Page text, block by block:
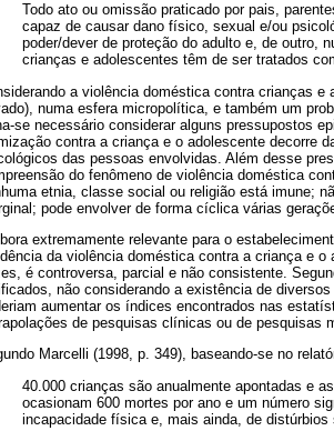
Todo ato ou omissão praticado por pais,
capaz de causar dano físico, sexual e/ou
poder/dever de proteção do adulto e, de outro,
crianças e adolescentes têm de ser tratados
a violência doméstica contra crianças
numa esfera micropolítica, e também um
se necessário considerar alguns pressupostos
contra a criança e o adolescente decorre
das pessoas envolvidas. Além desse
do fenômeno de violência doméstica
etnia, classe social ou religião está imune;
pode envolver de forma cíclica várias
extremamente relevante para o
da violência doméstica contra a criança e o
é controversa, parcial e não consistente.
não considerando a existência de
aumentar os índices encontrados nas
de pesquisas clínicas ou de pesquisas
Marcelli (1998, p. 349), baseando-se no
40.000 crianças são anualmente apontadas e
ocasionam 600 mortes por ano e um número
incapacidade física e, mais ainda, de